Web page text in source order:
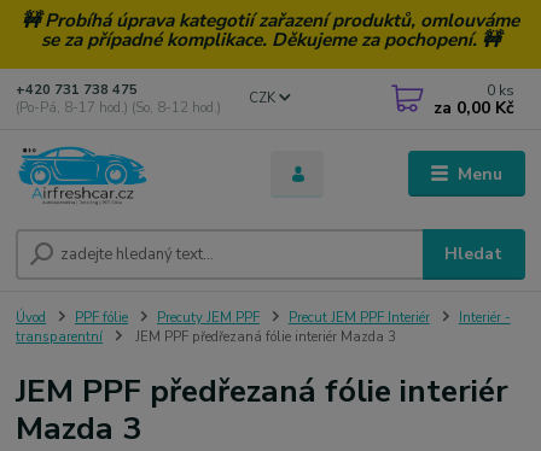
🚧 Probíhá úprava kategotií zařazení produktů, omlouváme
se za případné komplikace. Děkujeme za pochopení. 🚧
Menu
CZK
Hledat
+420 731 738 475
(Po-Pá, 8-17 hod.) (So, 8-12 hod.)
0 ks
za 0,00 Kč
Úvod PPF fólie Precuty JEM PPF Precut JEM PPF Interiér
Interiér -
transparentní
JEM PPF předřezaná fólie interiér Mazda 3
JEM PPF předřezaná fólie interiér
Mazda 3